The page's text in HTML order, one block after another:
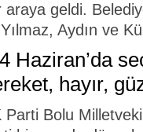
araya geldi.
Aydın ve
Haziran’da
hayır,
Parti Bolu